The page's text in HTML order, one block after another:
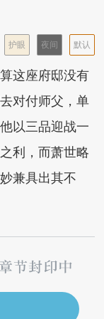
默认
夜间
护眼
这座府邸没有
对付师父，单
以三品迎战一
利，而萧世略
兼具出其不